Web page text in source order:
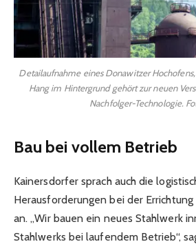
Detailaufnahme eines Donawitzer
Hang im Hintergrund gehört zur neuen
Nachfolger-Technologie.
Bau bei vollem Betrieb
Kainersdorfer sprach auch die
Herausforderungen bei der
an. „Wir bauen ein neues Stahlwerk
Stahlwerks bei laufendem Betrieb“,